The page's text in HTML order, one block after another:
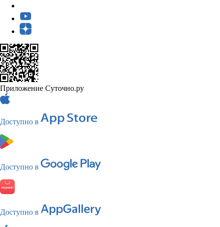
Приложение Суточно.ру
Доступно в
Доступно в
Доступно в